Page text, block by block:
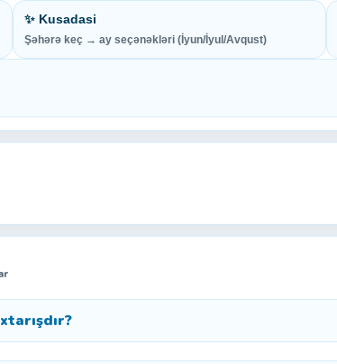
✨ Kusadasi
Şəhərə keç → ay seçənəkləri (İyun/İyul/Avqust)